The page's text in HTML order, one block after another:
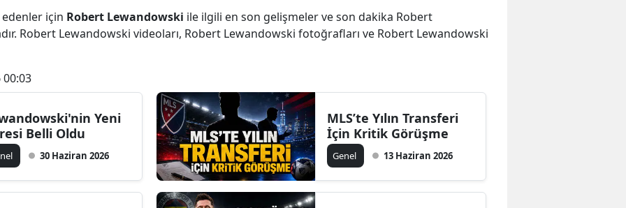
için Robert Lewandowski ile ilgili en son gelişmeler ve son dakika Robert
Robert Lewandowski videoları, Robert Lewandowski fotoğrafları ve Robert Lewandowski
00:03
Yeni
Belli Oldu
30 Haziran 2026
MLS’te Yılın Transferi
İçin Kritik Görüşme
Genel 13 Haziran 2026